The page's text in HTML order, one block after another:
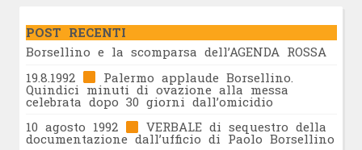
POST RECENTI
Borsellino e la scomparsa dell’AGENDA ROSSA
19.8.1992
Palermo applaude Borsellino.
Quindici minuti di ovazione alla messa
celebrata dopo 30 giorni dall’omicidio
10 agosto 1992
VERBALE di sequestro della
documentazione dall’ufficio di Paolo Borsellino